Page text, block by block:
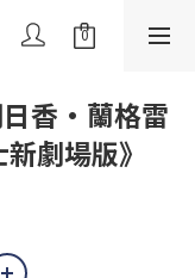
香·蘭格雷
劇場版》